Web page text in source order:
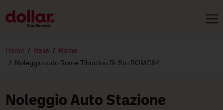
Home Italia
Roma
Noleggio auto Rome Tiburtina Rr Stn ROMC64
Noleggio Auto Stazione